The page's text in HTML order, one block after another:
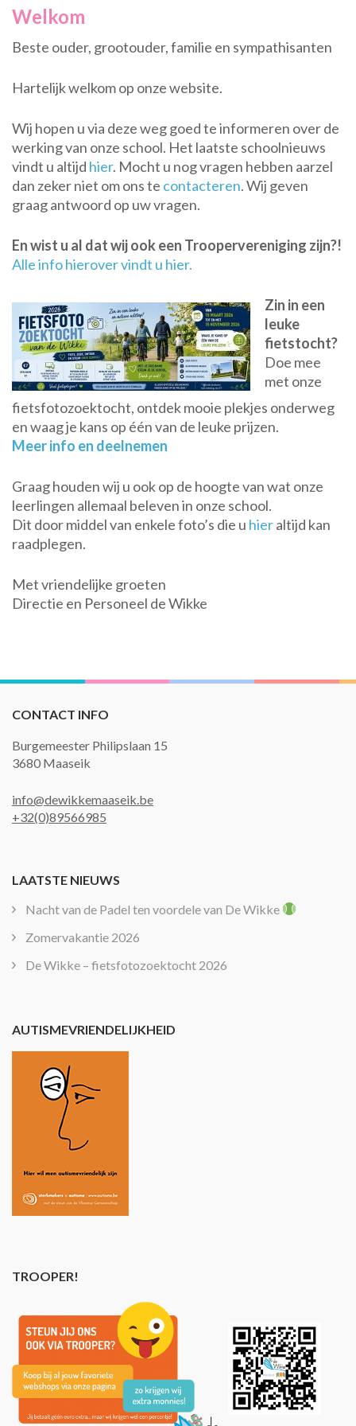
Welkom
Beste ouder, grootouder, familie en sympathisanten
Hartelijk welkom op onze website.
Wij hopen u via deze weg goed te informeren over de
werking van onze school. Het laatste schoolnieuws
vindt u altijd hier. Mocht u nog vragen hebben aarzel
dan zeker niet om ons te contacteren. Wij geven
graag antwoord op uw vragen.
En wist u al dat wij ook een Troopervereniging zijn?!
Alle info hierover vindt u hier.
Zin in een
leuke
fietstocht?
Doe mee
met onze
fietsfotozoektocht, ontdek mooie plekjes onderweg
en waag je kans op één van de leuke prijzen.
Meer info en deelnemen
Graag houden wij u ook op de hoogte van wat onze
leerlingen allemaal beleven in onze school.
Dit door middel van enkele foto’s die u hieraltijd kan
raadplegen.
Met vriendelijke groeten
Directie en Personeel de Wikke
CONTACT INFO
Burgemeester Philipslaan 15
3680 Maaseik
info@dewikkemaaseik.be
+32(0)89566985
LAATSTE NIEUWS
Nacht van de Padel ten voordele van De Wikke
Zomervakantie 2026
De Wikke – fietsfotozoektocht 2026
AUTISMEVRIENDELIJKHEID
TROOPER!